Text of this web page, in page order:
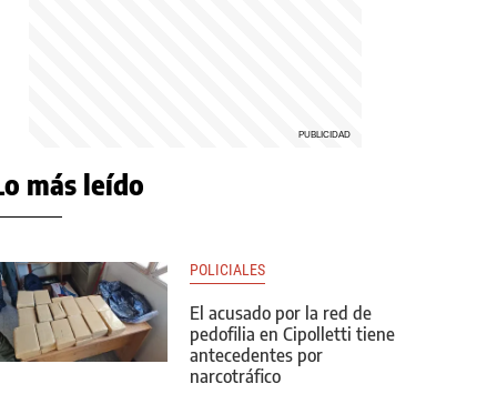
más leído
POLICIALES
El acusado por la red de
pedofilia en Cipolletti tiene
antecedentes por
narcotráfico